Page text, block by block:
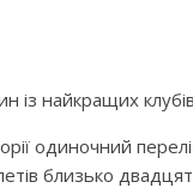
із найкращих клубів
одиночний
близько